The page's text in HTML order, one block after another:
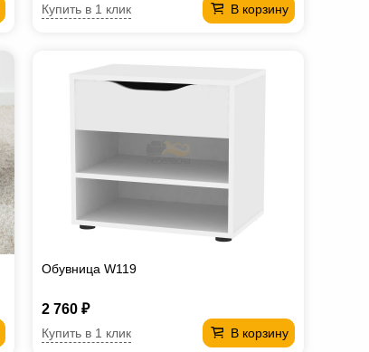
В корзину
Купить в 1 клик
Обувница W119
2 760 ₽
В корзину
Купить в 1 клик